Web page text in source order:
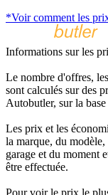
*Voir comment les
Informations sur les
Le nombre d'offres,
sont calculés sur des
Autobutler, sur la
Les prix et les
la marque, du
garage et du moment
être effectuée.
Pour voir le prix le